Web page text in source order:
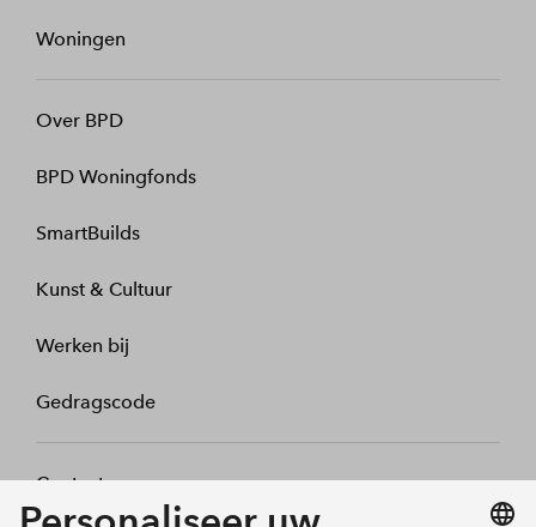
Woningen
Over BPD
BPD Woningfonds
SmartBuilds
Kunst & Cultuur
Werken bij
Gedragscode
Contact